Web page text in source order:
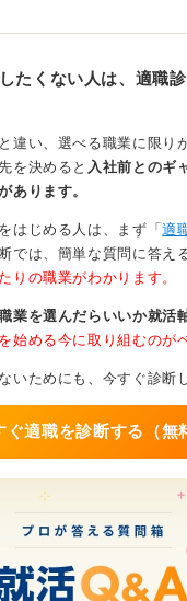
契約となるため、就業規
企業の業績などにより出
ません。
容の確認は必須事項
働をしているため、正社
支払うべきというルールは
、責任範囲の広さや業務の
しないという企業も少な
入社する場合は、就業規則
かりもらえる企業を見極め
確認することに加えて、
種・業界・企業を選ぶこ
たくない人は、適職
違い、選べる職業に限り
を決めると 入社前とのギ
あります。
はじめる人は、まず「適
では、簡単な質問に答え
りの職業がわかります。
業を選んだらいいか就活
始める今に取り組むのが
いためにも、今すぐ診断
ぐ適職を診断する（無